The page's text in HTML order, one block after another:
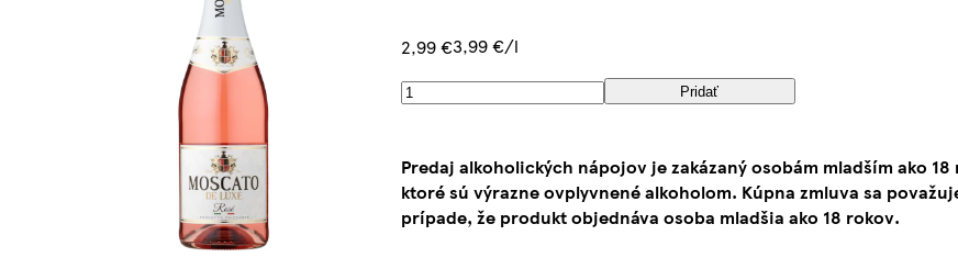
2,99 €3,99 €/l
Pridať
Predaj alkoholických nápojov je zakázaný osobám mladším ako
ktoré sú výrazne ovplyvnené alkoholom. Kúpna zmluva sa
prípade, že produkt objednáva osoba mladšia ako 18 rokov.